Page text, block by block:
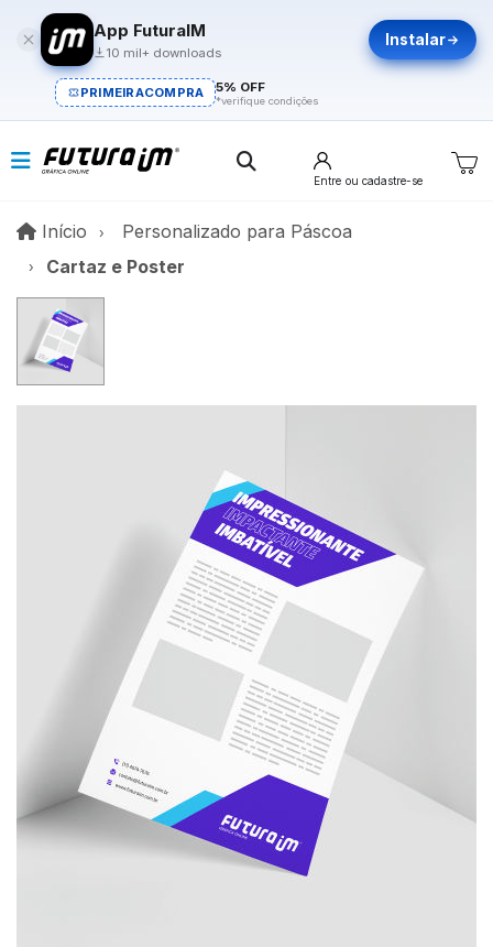
App FuturaIM
10 mil+ downloads
Instalar
PRIMEIRACOMPRA 5% OFF
*verifique condições
Entre ou cadastre-se
Início InícioPersonalizado para Páscoa​
Cartaz e Poster